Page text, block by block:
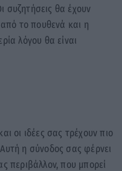
συζητήσεις θα έχουν
από το πουθενά και η
λόγου θα είναι
οι ιδέες σας τρέχουν πιο
η σύνοδος σας φέρνει
περιβάλλον, που μπορεί